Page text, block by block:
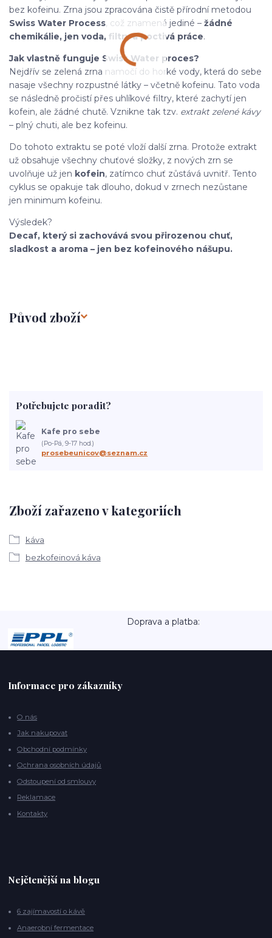
bez kofeinu. Zrna jsou zpracována čistě přírodní metodou
Swiss Water Process, což znamená jediné – žádné
chemikálie, jen voda, filtry a poctivá práce.
Jak vlastně funguje Swiss Water proces?
Nejdřív se zelená zrna namočí do horké vody, která do sebe
nasaje všechny rozpustné látky – včetně kofeinu. Tato voda
se následně pročistí přes uhlíkové filtry, které zachytí jen
kofein, ale žádné chutě. Vznikne tak tzv. extrakt zelené kávy
– plný chuti, ale bez kofeinu.
Do tohoto extraktu se poté vloží další zrna. Protože extrakt
už obsahuje všechny chuťové složky, z nových zrn se
uvolňuje už jen kofein, zatímco chuť zůstává uvnitř. Tento
cyklus se opakuje tak dlouho, dokud v zrnech nezůstane
jen minimum kofeinu.
Výsledek?
Decaf, který si zachovává svou přirozenou chuť,
sladkost a aroma – jen bez kofeinového nášupu.
Původ zboží
Zboží zařazeno v kategoriích
káva
bezkofeinová káva
Potřebujete poradit?
Kafe pro sebe
(Po-Pá, 9-17 hod.)
prosebeunicov@seznam.cz
Doprava a platba:
Informace pro zákazníky
O nás
Jak nakupovat
Obchodní podmínky
Ochrana osobních údajů
Odstoupení od smlouvy
Reklamace
Kontakty
Nejčtenější na blogu
6 zajímavostí o kávě
Anaerobní fermentace